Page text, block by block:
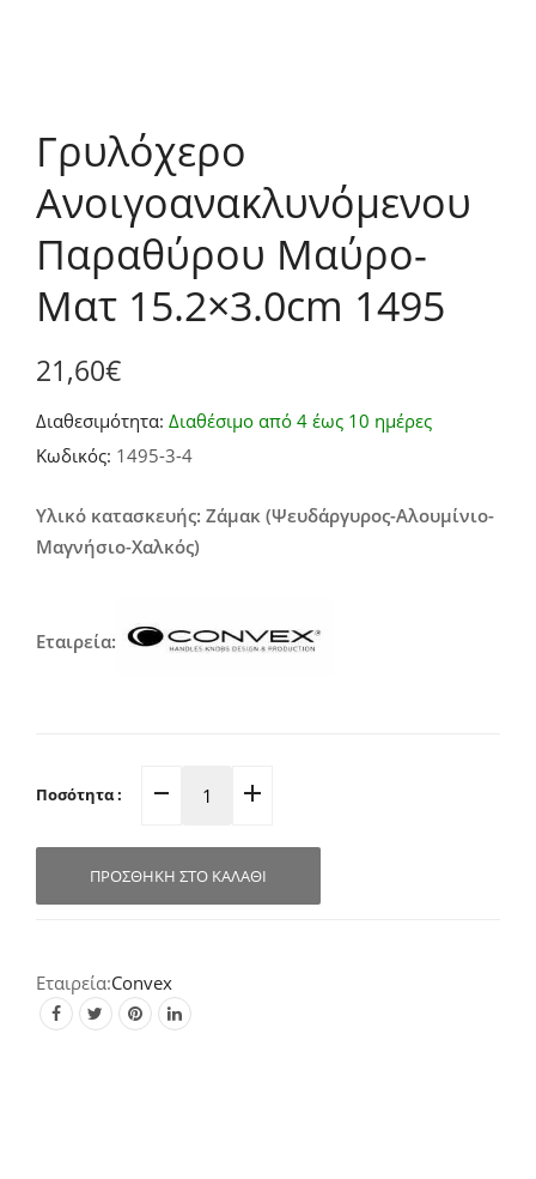
Γρυλόχερο
Ανοιγοανακλυνόμενου
Παραθύρου Μαύρο-
Ματ 15.2×3.0cm 1495
21,60€
Διαθεσιμότητα: Διαθέσιμο από 4 έως 10 ημέρες
Κωδικός: 1495-3-4
Υλικό κατασκευής: Ζάμακ (Ψευδάργυρος-Αλουμίνιο-
Μαγνήσιο-Χαλκός)
Εταιρεία:
Ποσότητα :
Γρυλόχερο
Παραθύρου
ΠΡΟΣΘΉΚΗ ΣΤΟ ΚΑΛΆΘΙ
Convex